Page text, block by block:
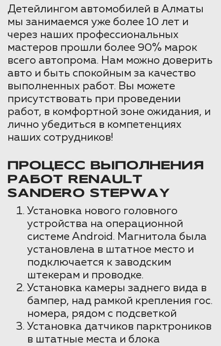
Детейлингом автомобилей в Алматы
мы занимаемся уже более 10 лет и
через наших профессиональных
мастеров прошли более 90% марок
всего автопрома. Нам можно доверить
авто и быть спокойным за качество
выполненных работ. Вы можете
присутствовать при проведении
работ, в комфортной зоне ожидания, и
лично убедиться в компетенциях
наших сотрудников!
ПРОЦЕСС ВЫПОЛНЕНИЯ
РАБОТ RENAULT
SANDERO STEPWAY
Установка нового головного
устройства на операционной
системе Android. Магнитола была
установлена в штатное место и
подключается к заводским
штекерам и проводке.
Установка камеры заднего вида в
бампер, над рамкой крепления гос.
номера, рядом с подсветкой
Установка датчиков парктроников
в штатные места и блока